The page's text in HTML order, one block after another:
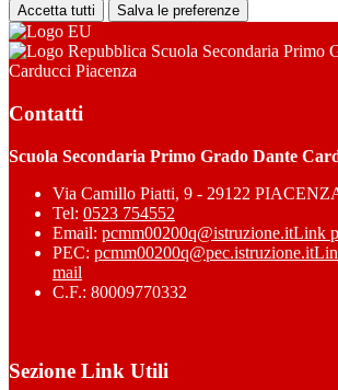
Accetta tutti Salva le preferenze
Scuola Secondaria Primo
Carducci Piacenza
Contatti
Scuola Secondaria Primo Grado Dante
Via Camillo Piatti, 9 - 29122
Tel: 0523 754552
Email: pcmm00200q@istruzione.itLink
PEC: pcmm00200q@pec.istruzione.it
mail
C.F.: 80009770332
Sezione Link Utili